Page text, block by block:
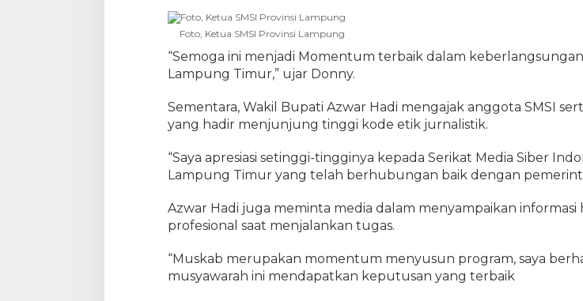
Foto, Ketua SMSI Provinsi Lampung
“Semoga ini menjadi Momentum terbaik dalam keberlangsungan
Lampung Timur,” ujar Donny.
Sementara, Wakil Bupati Azwar Hadi mengajak anggota SMSI
yang hadir menjunjung tinggi kode etik jurnalistik.
“Saya apresiasi setinggi-tingginya kepada Serikat Media Siber
Lampung Timur yang telah berhubungan baik dengan
Azwar Hadi juga meminta media dalam menyampaikan informasi
profesional saat menjalankan tugas.
“Muskab merupakan momentum menyusun program, saya
musyawarah ini mendapatkan keputusan yang terbaik